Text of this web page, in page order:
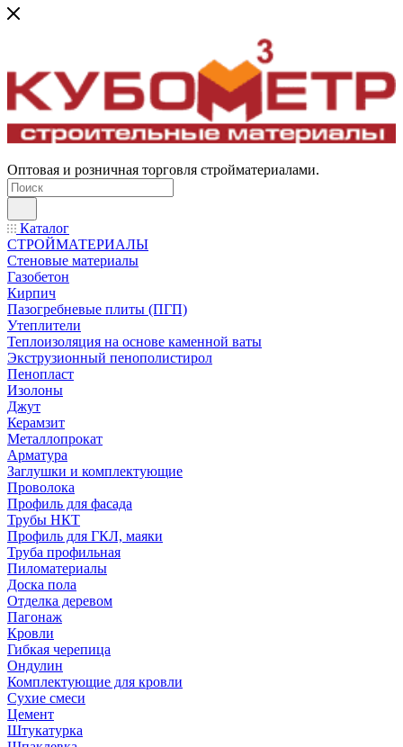
Оптовая и розничная торговля стройматериалами.
Каталог
СТРОЙМАТЕРИАЛЫ
Стеновые материалы
Газобетон
Кирпич
Пазогребневые плиты (ПГП)
Утеплители
Теплоизоляция на основе каменной ваты
Экструзионный пенополистирол
Пенопласт
Изолоны
Джут
Керамзит
Металлопрокат
Арматура
Заглушки и комплектующие
Проволока
Профиль для фасада
Трубы НКТ
Профиль для ГКЛ, маяки
Труба профильная
Пиломатериалы
Доска пола
Отделка деревом
Пагонаж
Кровли
Гибкая черепица
Ондулин
Комплектующие для кровли
Сухие смеси
Цемент
Штукатурка